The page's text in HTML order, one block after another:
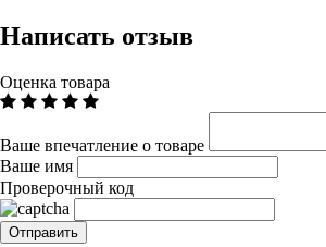
Написать отзыв
Оценка товара
Ваше впечатление о товаре
Ваше имя
Проверочный код